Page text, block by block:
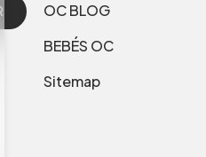
OC BLOG
BEBÉS OC
Sitemap